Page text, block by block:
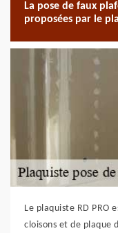
La pose de faux
proposées par le
Le plaquiste RD PRO
cloisons et de plaque